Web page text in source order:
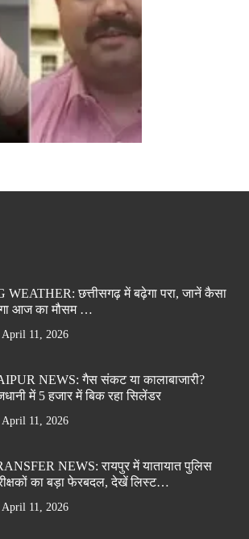
WEATHER: छत्तीसगढ़ में बढ़ेगा परा, जानें कैसा
आज का मौसम …
April 11, 2026
NEWS: गैस संकट या कालाबाजारी?
में 5 हजार में बिक रहा सिलेंडर
April 11, 2026
NEWS: रायपुर में यातायात पुलिस
का बड़ा फेरबदल, देखें लिस्ट…
April 11, 2026